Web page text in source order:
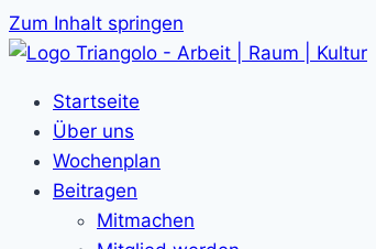
Zum Inhalt springen
Startseite
Über uns
Wochenplan
Beitragen
Mitmachen